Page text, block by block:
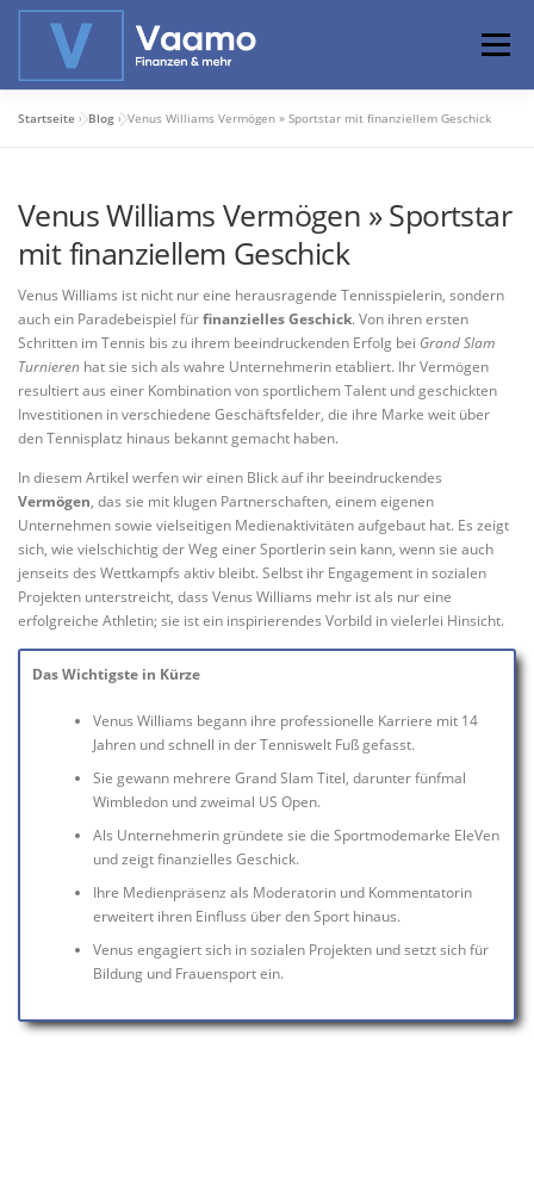
Zum
Menü
PROFIWISSEN ALTERSVORSORGE
PRIVATIER WERDEN
Startseite »Blog »Venus Williams Vermögen » Sportstar mit finanziellem Geschick
Venus Williams Vermögen » Sportstar
mit finanziellem Geschick
Venus Williams ist nicht nur eine herausragende Tennisspielerin, sondern
auch ein Paradebeispiel fürfinanzielles Geschick. Von ihren ersten
Schritten im Tennis bis zu ihrem beeindruckenden Erfolg bei Grand Slam
Turnieren hat sie sich als wahre Unternehmerin etabliert. Ihr Vermögen
resultiert aus einer Kombination von sportlichem Talent und geschickten
Investitionen in verschiedene Geschäftsfelder, die ihre Marke weit über
den Tennisplatz hinaus bekannt gemacht haben.
In diesem Artikel werfen wir einen Blick auf ihr beeindruckendes
Vermögen, das sie mit klugen Partnerschaften, einem eigenen
Unternehmen sowie vielseitigen Medienaktivitäten aufgebaut hat. Es zeigt
sich, wie vielschichtig der Weg einer Sportlerin sein kann, wenn sie auch
jenseits des Wettkampfs aktiv bleibt. Selbst ihr Engagement in sozialen
Projekten unterstreicht, dass Venus Williams mehr ist als nur eine
erfolgreiche Athletin; sie ist ein inspirierendes Vorbild in vielerlei Hinsicht.
Das Wichtigste in Kürze
Venus Williams begann ihre professionelle Karriere mit 14
Jahren und schnell in der Tenniswelt Fuß gefasst.
Sie gewann mehrere Grand Slam Titel, darunter fünfmal
Wimbledon und zweimal US Open.
Als Unternehmerin gründete sie die Sportmodemarke EleVen
und zeigt finanzielles Geschick.
Ihre Medienpräsenz als Moderatorin und Kommentatorin
erweitert ihren Einfluss über den Sport hinaus.
Venus engagiert sich in sozialen Projekten und setzt sich für
Bildung und Frauensport ein.